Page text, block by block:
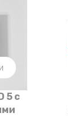
5 с